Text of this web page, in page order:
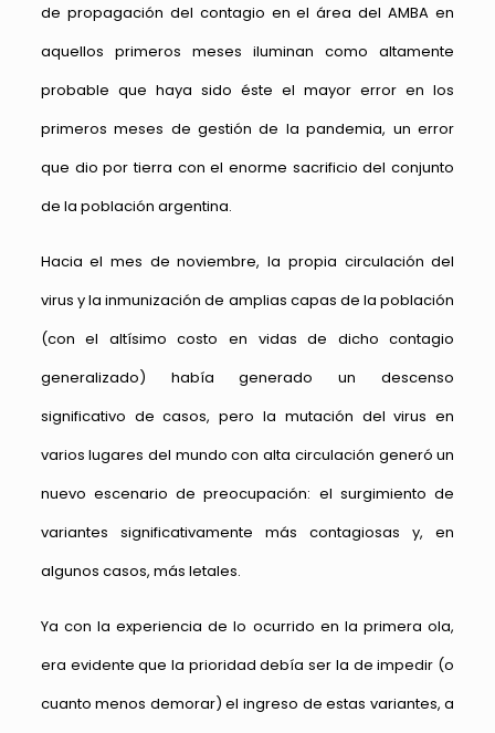
de propagación del contagio en el área del AMBA en
aquellos primeros meses iluminan como altamente
probable que haya sido éste el mayor error en los
primeros meses de gestión de la pandemia, un error
que dio por tierra con el enorme sacrificio del conjunto
de la población argentina.
Hacia el mes de noviembre, la propia circulación del
virus y la inmunización de amplias capas de la población
(con el altísimo costo en vidas de dicho contagio
generalizado) había generado un descenso
significativo de casos, pero la mutación del virus en
varios lugares del mundo con alta circulación generó un
nuevo escenario de preocupación: el surgimiento de
variantes significativamente más contagiosas y, en
algunos casos, más letales.
Ya con la experiencia de lo ocurrido en la primera ola,
era evidente que la prioridad debía ser la de impedir (o
cuanto menos demorar) el ingreso de estas variantes, a